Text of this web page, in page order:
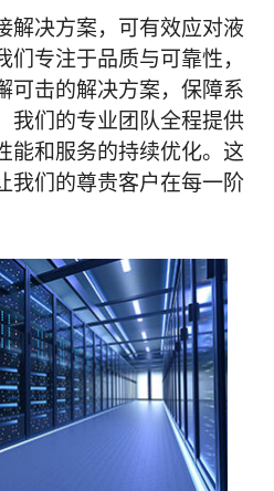
解决方案，可有效应对液
专注于品质与可靠性，
可击的解决方案，保障系
我们的专业团队全程提供
能和服务的持续优化。这
我们的尊贵客户在每一阶